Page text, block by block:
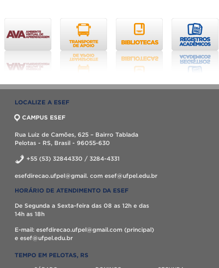
LOCALIZE A ESEF
CAMPUS ESEF
Rua Luiz de Camões, 625 – Bairro Tablada
Pelotas - RS, Brasil - 96055-630
+55 (53) 32844330 / 3284-4331
esefdirecao.ufpel@gmail. com esef@ufpel.edu.br
HORÁRIO DE ATENDIMENTO DA ESEF
De Segunda a Sexta-feira das 08 as 12h e das
14h as 18h
E-mail: esefdirecao.ufpel@gmail.com (principal)
e esef@ufpel.edu.br
TEMPO EM PELOTAS, RS